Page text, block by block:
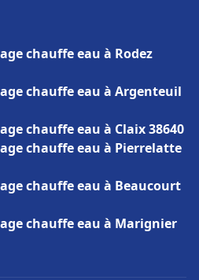
chauffe eau à Rodez
chauffe eau à Argenteuil
chauffe eau à Claix 38640
chauffe eau à Pierrelatte
chauffe eau à Beaucourt
chauffe eau à Marignier